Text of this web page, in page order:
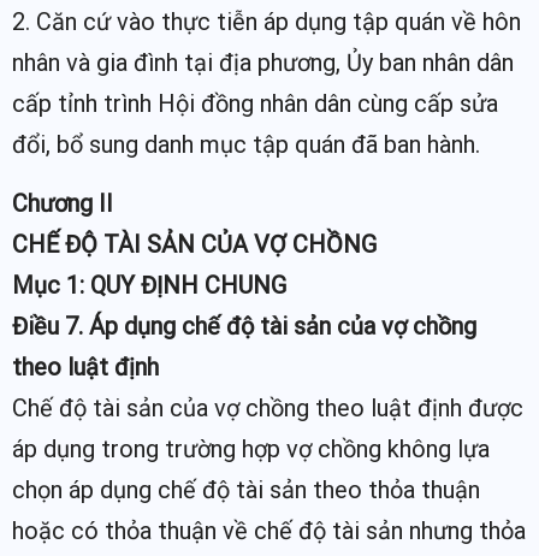
2. Căn cứ vào thực tiễn áp dụng tập quán về hôn
nhân và gia đình tại địa phương, Ủy ban nhân dân
cấp tỉnh trình Hội đồng nhân dân cùng cấp sửa
đổi, bổ sung danh mục tập quán đã ban hành.
Chương II
CHẾ ĐỘ TÀI SẢN CỦA VỢ CHỒNG
Mục 1: QUY ĐỊNH CHUNG
Điều 7. Áp dụng chế độ tài sản của vợ chồng
theo luật định
Chế độ tài sản của vợ chồng theo luật định được
áp dụng trong trường hợp vợ chồng không lựa
chọn áp dụng chế độ tài sản theo thỏa thuận
hoặc có thỏa thuận về chế độ tài sản nhưng thỏa